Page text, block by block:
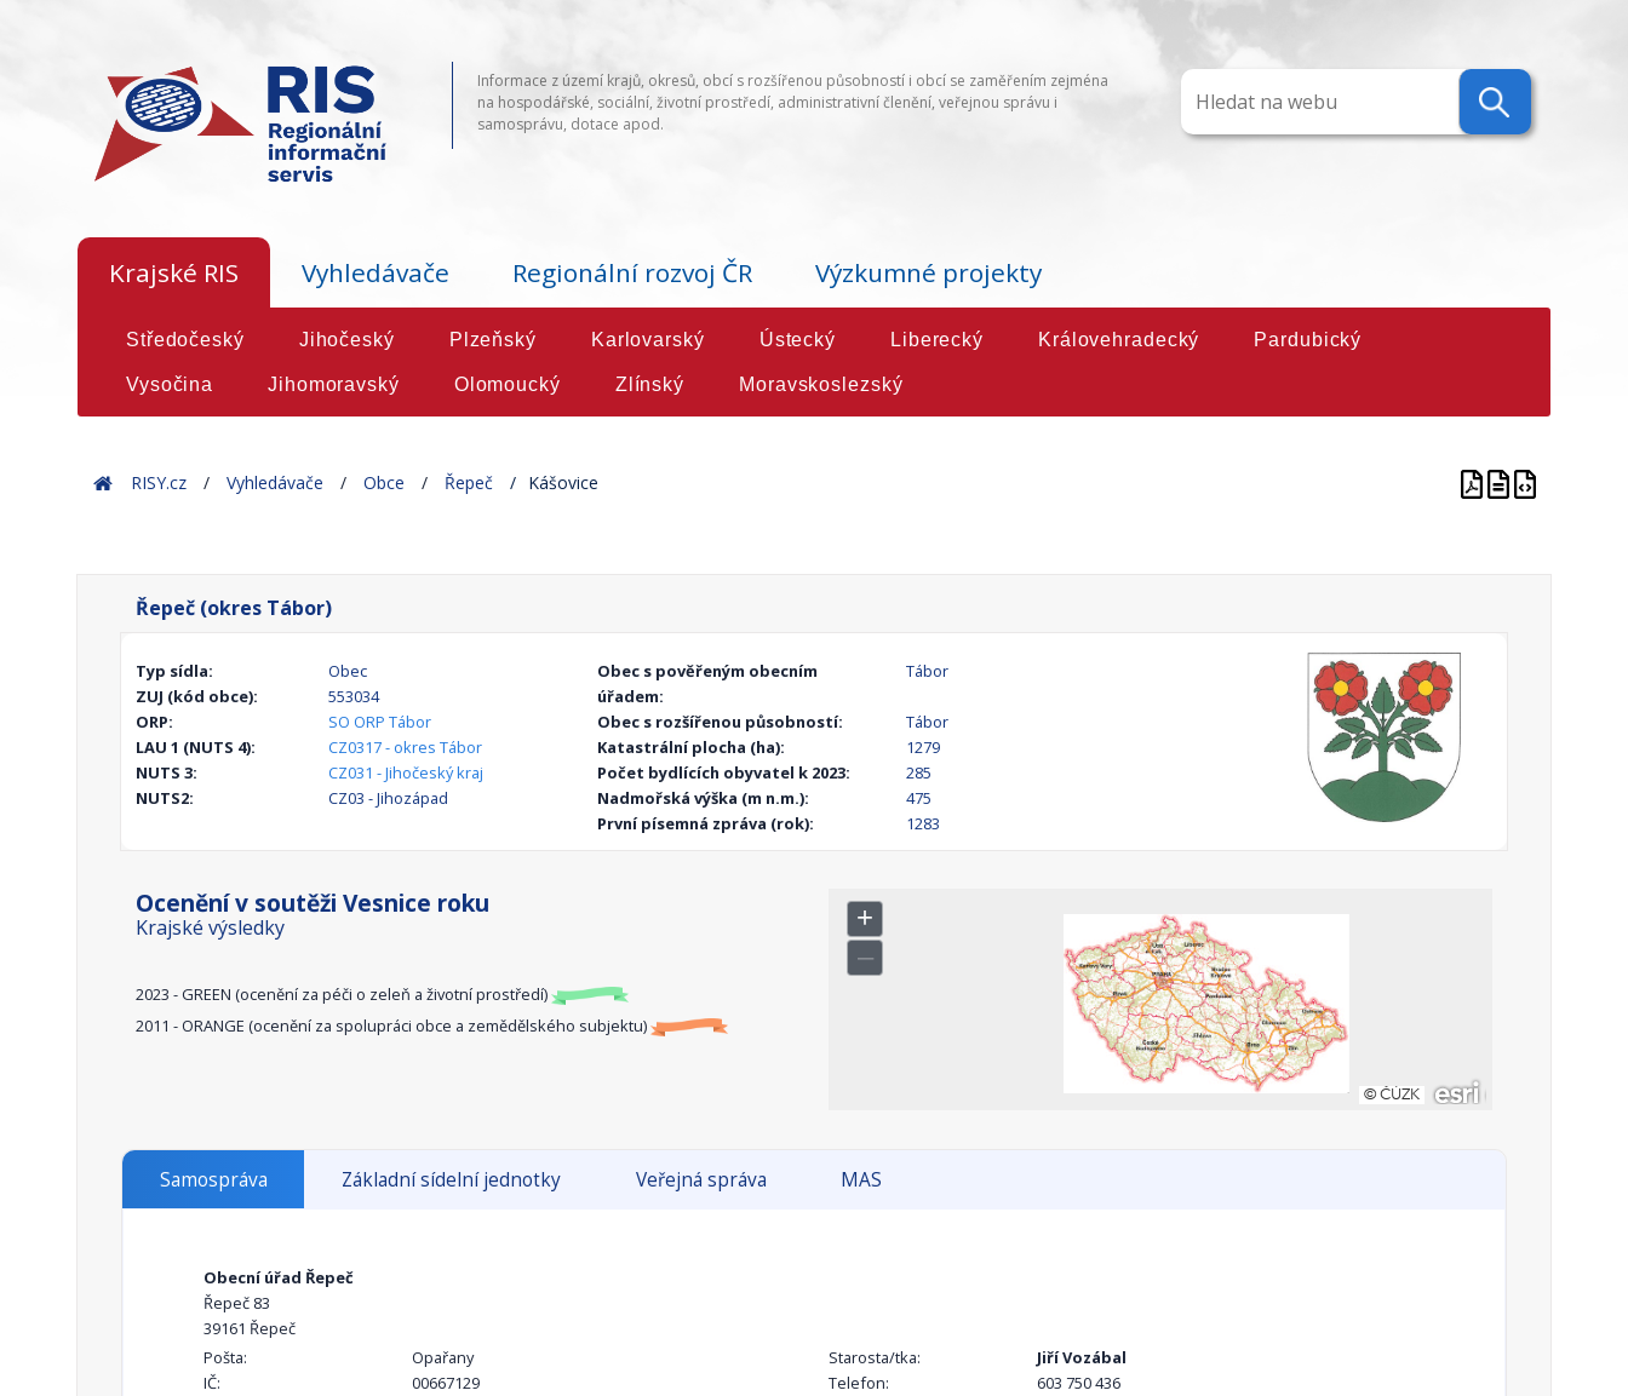
Informace z území krajů, okresů, obcí s rozšířenou působností i obcí se zaměřením zejména
na hospodářské, sociální, životní prostředí, administrativní členění, veřejnou správu i
samosprávu, dotace apod.
Krajské RIS Vyhledávače Regionální rozvoj ČR Výzkumné projekty
Středočeský Jihočeský Plzeňský Karlovarský Ústecký Liberecký Královehradecký Pardubický
Vysočina Jihomoravský Olomoucký Zlínský Moravskoslezský
HomeRISY.cz Vyhledávače Obce Řepeč Kášovice
Řepeč (okres Tábor)
Typ sídla:
Obec
ZUJ (kód obce):
553034
ORP:
SO ORP Tábor
LAU 1 (NUTS 4):
CZ0317 - okres Tábor
NUTS 3:
CZ031 - Jihočeský kraj
NUTS2:
CZ03 - Jihozápad
Obec s pověřeným obecním
úřadem:
Tábor
Obec s rozšířenou působností:
Tábor
Katastrální plocha (ha):
1279
Počet bydlících obyvatel k 2023:
285
Nadmořská výška (m n.m.):
475
První písemná zpráva (rok):
1283
Ocenění v soutěži Vesnice roku
Krajské výsledky
2023 - GREEN (ocenění za péči o zeleň a životní prostředí)
2011 - ORANGE (ocenění za spolupráci obce a zemědělského subjektu)
Samospráva Základní sídelní jednotky Veřejná správa MAS
Obecní úřad Řepeč
Řepeč 83
39161 Řepeč
Pošta:
Opařany
IČ:
00667129
Starosta/tka:
Jiří Vozábal
Telefon:
603 750 436